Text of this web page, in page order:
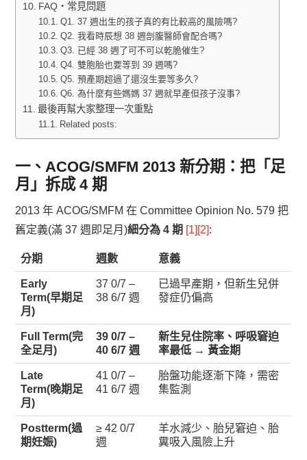
FAQ・常見問題
Q1. 37 週出生的孩子真的有比較高的風險嗎?
Q2. 我看時辰想 38 週剖腹醫師會配合嗎?
Q3. 已經 38 週了可不可以乾脆催生?
Q4. 雙胞胎也要等到 39 週嗎?
Q5. 預產期超過了還沒生要等多久?
Q6. 為什麼有些媽媽 37 週就早產但孩子沒事?
最後再幫大家整理一次重點
Related posts:
一、ACOG/SMFM 2013 新分期：把「足
月」拆成 4 期
2013 年 ACOG/SMFM 在 Committee Opinion No. 579 把
舊定義(滿 37 週即足月)細分為 4 期 [1][2]:
分期 週數 意義
Early
Term(早期足
月)
37 0/7 –
38 6/7 週
已過早產期，但新生兒併
發症仍偏高
Full Term(完
全足月)
39 0/7 –
40 6/7 週
新生兒住院率、呼吸窘迫
率最低 → 黃金期
Late
Term(晚期足
月)
41 0/7 –
41 6/7 週
胎盤功能逐漸下降，需密
集監測
Postterm(過
期妊娠)
≥ 42 0/7
週
羊水減少、胎兒窘迫、胎
糞吸入風險上升